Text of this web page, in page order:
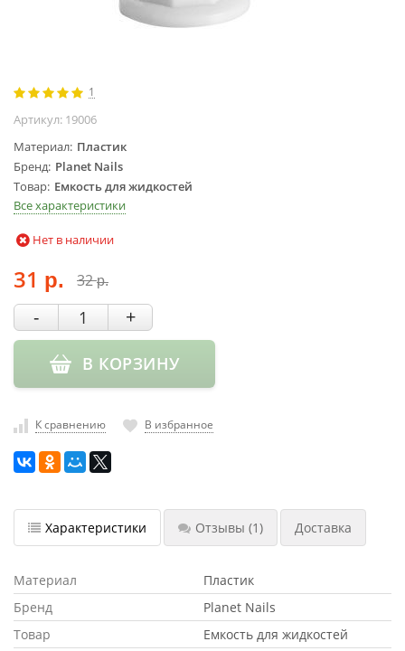
маникюра и
педикюра
Инструменты
Лампа-лупа
Пылесосы
Стерилизаторы
УЗ-ванны
Фрезы и
насадки
Хранение
инструмента
РАСПРОДАЖА
1
Артикул: 19006
Материал Пластик
Бренд Planet Nails
Товар Емкость для жидкостей
Все характеристики
Нет в наличии
31 р. 32р.
- +
В КОРЗИНУ
К сравнению В избранное
Характеристики Отзывы (1) Доставка
Материал
Пластик
Бренд
Planet Nails
Товар
Емкость для жидкостей